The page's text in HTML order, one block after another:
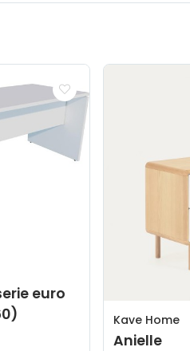
euro
Kave Home
Anielle